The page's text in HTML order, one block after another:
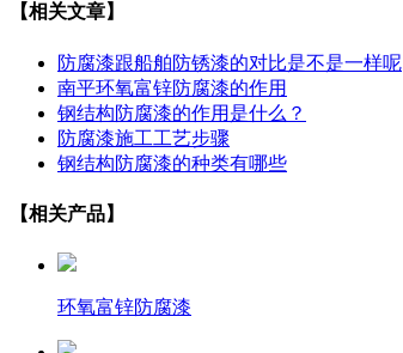
【相关文章】
防腐漆跟船舶防锈漆的对比是不是一样呢
南平环氧富锌防腐漆的作用
钢结构防腐漆的作用是什么？
防腐漆施工工艺步骤
钢结构防腐漆的种类有哪些
【相关产品】
环氧富锌防腐漆